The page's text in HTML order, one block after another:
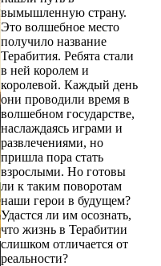
вымышленную страну.
Это волшебное место
получило название
Терабития. Ребята стали
в ней королем и
королевой. Каждый день
они проводили время в
волшебном государстве,
наслаждаясь играми и
развлечениями, но
пришла пора стать
взрослыми. Но готовы
ли к таким поворотам
наши герои в будущем?
Удастся ли им осознать,
что жизнь в Терабитии
слишком отличается от
реальности?